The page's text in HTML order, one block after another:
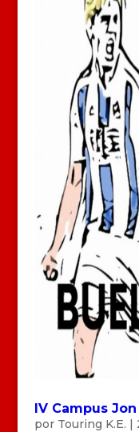
IV Campus
por Touring K.E. |